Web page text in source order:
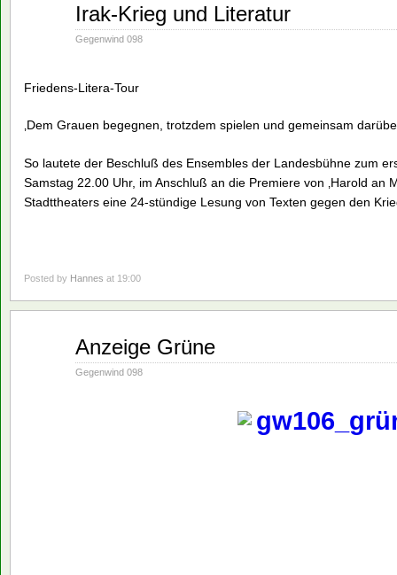
Irak-Krieg und Literatur
Gegenwind 098
Friedens-Litera-Tour
‚Dem Grauen begegnen, trotzdem spielen und gemeinsam
So lautete der Beschluß des Ensembles der Landesbühne zum
Samstag 22.00 Uhr, im Anschluß an die Premiere von ‚Harold an
Stadttheaters eine 24-stündige Lesung von Texten gegen den
Posted by Hannes at 19:00
Anzeige Grüne
Gegenwind 098